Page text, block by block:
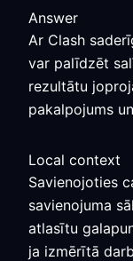
Answer
Ar Clash
var palīdzēt
rezultātu
pakalpojums
Local context
Savienojoties
savienojuma
atlasītu
ja izmērītā